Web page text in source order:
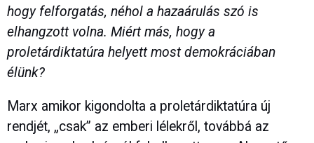
hogy felforgatás, néhol a hazaárulás szó is
elhangzott volna. Miért más, hogy a
proletárdiktatúra helyett most demokráciában
élünk?
Marx amikor kigondolta a proletárdiktatúra új
rendjét, „csak” az emberi lélekről, továbbá az